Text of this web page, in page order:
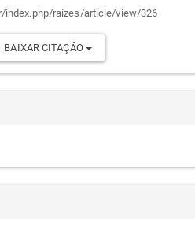
index.php/raizes/article/view/326
BAIXAR CITAÇÃO